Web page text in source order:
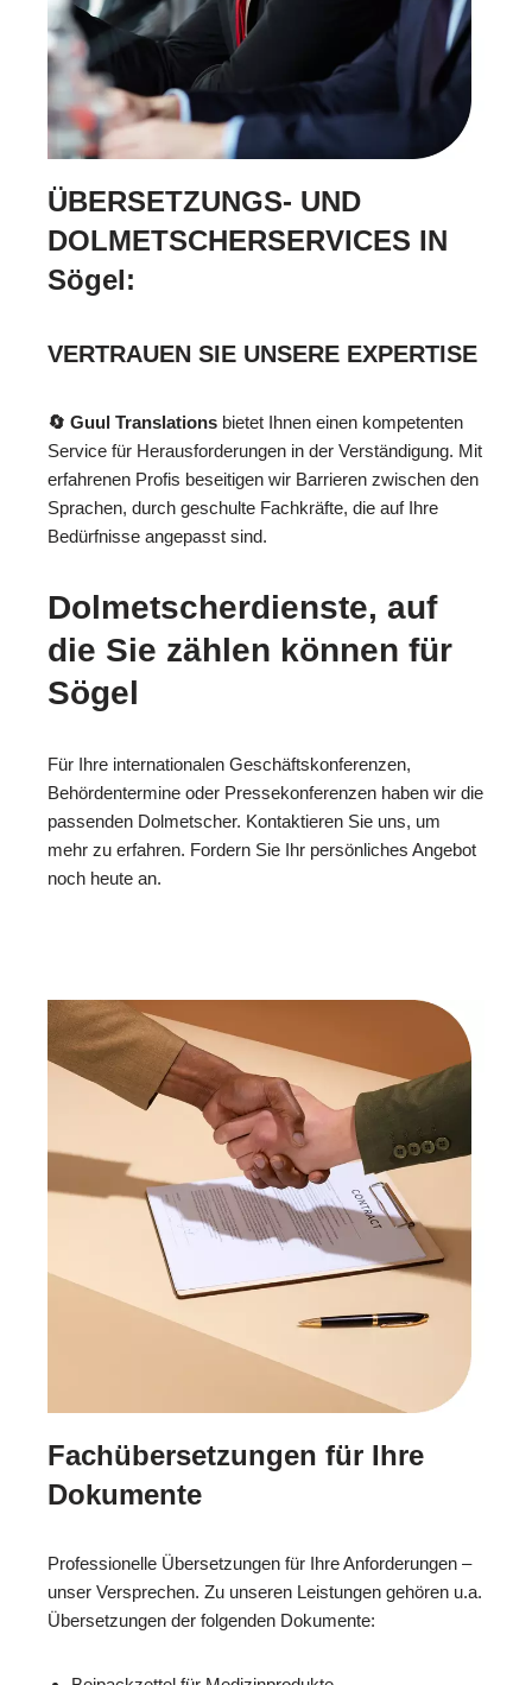
ÜBERSETZUNGS- UND
DOLMETSCHERSERVICES IN
Sögel:
VERTRAUEN SIE UNSERE EXPERTISE
🔄 Guul Translations bietet Ihnen einen kompetenten
Service für Herausforderungen in der Verständigung. Mit
erfahrenen Profis beseitigen wir Barrieren zwischen den
Sprachen, durch geschulte Fachkräfte, die auf Ihre
Bedürfnisse angepasst sind.
Dolmetscherdienste, auf
die Sie zählen können für
Sögel
Für Ihre internationalen Geschäftskonferenzen,
Behördentermine oder Pressekonferenzen haben wir die
passenden Dolmetscher. Kontaktieren Sie uns, um
mehr zu erfahren. Fordern Sie Ihr persönliches Angebot
noch heute an.
Fachübersetzungen für Ihre
Dokumente
Professionelle Übersetzungen für Ihre Anforderungen –
unser Versprechen. Zu unseren Leistungen gehören u.a.
Übersetzungen der folgenden Dokumente: